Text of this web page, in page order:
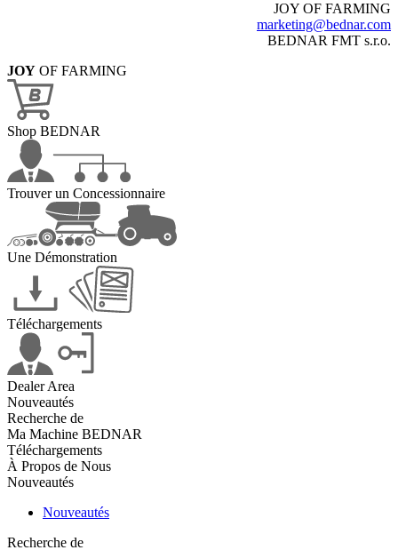
JOY OF FARMING
marketing@bednar.com
BEDNAR FMT s.r.o.
JOY OF FARMING
Shop BEDNAR
Trouver un Concessionnaire
Une Démonstration
Téléchargements
Dealer Area
Nouveautés
Recherche de
Ma Machine BEDNAR
Téléchargements
À Propos de Nous
Nouveautés
Nouveautés
Recherche de